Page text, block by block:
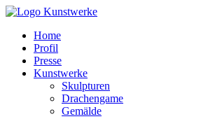
Home
Profil
Presse
Kunstwerke
Skulpturen
Drachengame
Gemälde